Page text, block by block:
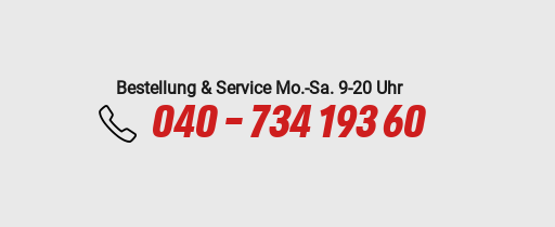
Bestellung & Service Mo.-Sa. 9-20 Uhr
040 - 734 193 60